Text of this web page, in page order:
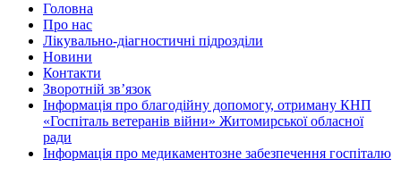
Головна
Про нас
Лікувально-діагностичні підрозділи
Новини
Контакти
Зворотній зв’язок
Інформація про благодійну допомогу, отриману КНП
«Госпіталь ветеранів війни» Житомирської обласної
ради
Інформація про медикаментозне забезпечення госпіталю